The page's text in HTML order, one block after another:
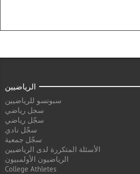
الرياضيين
سبونسو للرياضيين
سجل رياضي
سجّل رياضي
سجّل نادي
سجّل جمعية
الأسئلة المتكررة لدى الرياضيين
الرياضيون الأولمبيون
College Athletes